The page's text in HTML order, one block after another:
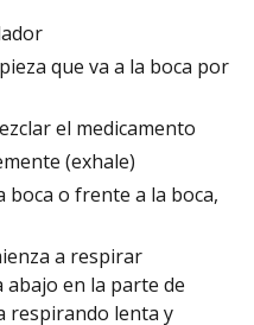
que va a la boca por
el medicamento
(exhale)
boca o frente a la boca,
a respirar
abajo en la parte de
respirando lenta y